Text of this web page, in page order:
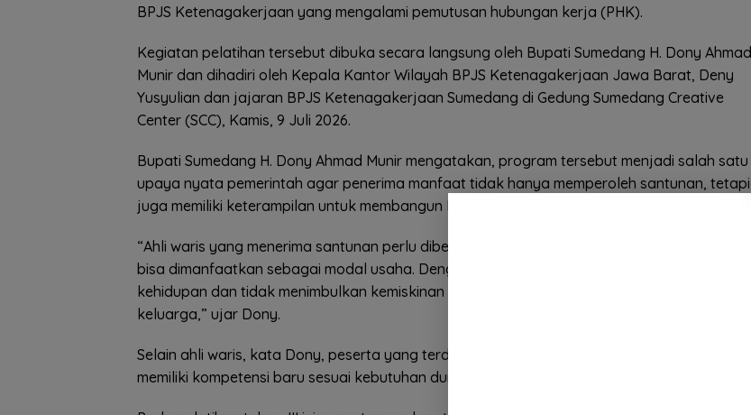
BPJS Ketenagakerjaan yang mengalami pemutusan hubungan kerja (PHK).
Kegiatan pelatihan tersebut dibuka secara langsung oleh Bupati Sumedang H. Dony Ahmad
Munir dan dihadiri oleh Kepala Kantor Wilayah BPJS Ketenagakerjaan Jawa Barat, Deny
Yusyulian dan jajaran BPJS Ketenagakerjaan Sumedang di Gedung Sumedang Creative
Center (SCC), Kamis, 9 Juli 2026.
Bupati Sumedang H. Dony Ahmad Munir mengatakan, program tersebut menjadi salah satu
upaya nyata pemerintah agar penerima manfaat tidak hanya memperoleh santunan, tetapi
juga memiliki keterampilan untuk membangun kemandirian ekonomi.
“Ahli waris yang menerima santunan perlu dibekali keterampilan sehingga dana santunan
bisa dimanfaatkan sebagai modal usaha. Dengan begitu mereka tetap dapat melanjutkan
kehidupan dan tidak menimbulkan kemiskinan baru setelah kehilangan tulang punggung
keluarga,” ujar Dony.
Selain ahli waris, kata Dony, peserta yang terdampak PHK juga diberikan pelatihan agar
memiliki kompetensi baru sesuai kebutuhan dunia kerja.